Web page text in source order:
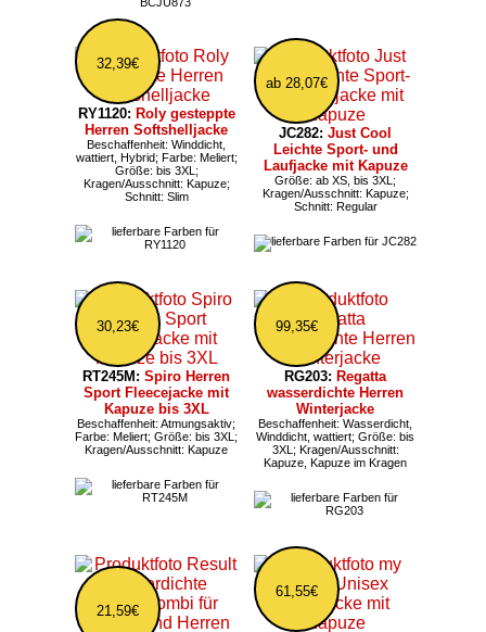
32,39€
RY1120: Roly gesteppte
Herren Softshelljacke
Beschaffenheit: Winddicht,
wattiert, Hybrid; Farbe: Meliert;
Größe: bis 3XL;
Kragen/Ausschnitt: Kapuze;
Schnitt: Slim
ab 28,07€
JC282: Just Cool
Leichte Sport- und
Laufjacke mit Kapuze
Größe: ab XS, bis 3XL;
Kragen/Ausschnitt: Kapuze;
Schnitt: Regular
30,23€
RT245M: Spiro Herren
Sport Fleecejacke mit
Kapuze bis 3XL
Beschaffenheit: Atmungsaktiv;
Farbe: Meliert; Größe: bis 3XL;
Kragen/Ausschnitt: Kapuze
99,35€
RG203: Regatta
wasserdichte Herren
Winterjacke
Beschaffenheit: Wasserdicht,
Winddicht, wattiert; Größe: bis
3XL; Kragen/Ausschnitt:
Kapuze, Kapuze im Kragen
21,59€
61,55€